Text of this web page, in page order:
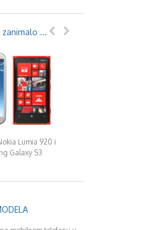
zanimalo ...
Lumia 920 i
Galaxy S3